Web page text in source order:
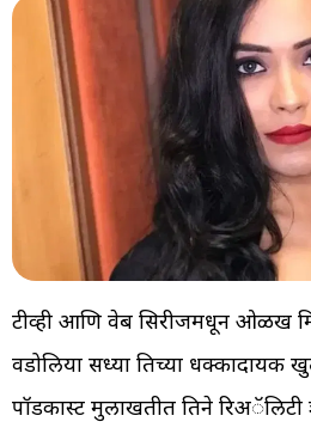
टीव्ही आणि वेब सिरीजमधून ओळख
वडोलिया सध्या तिच्या
पॉडकास्ट मुलाखतीत तिने रिअॅलिटी